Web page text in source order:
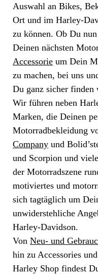
Auswahl an Bikes,
Ort und im Harley-
zu können. Ob Du
Deinen nächsten
Accessorie um Dein
zu machen, bei uns
Du ganz sicher finden
Wir führen neben
Marken, die Deinen
Motorradbekleidung
Company und
und Scorpion und
der Motorradszene
motiviertes und
sich tagtäglich um
unwiderstehliche
Harley-Davidson.
VonNeu- und
hin zu Accessories
Harley Shop findest